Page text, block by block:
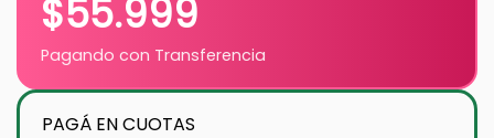
$55.999
Pagando con Transferencia
PAGÁ EN CUOTAS